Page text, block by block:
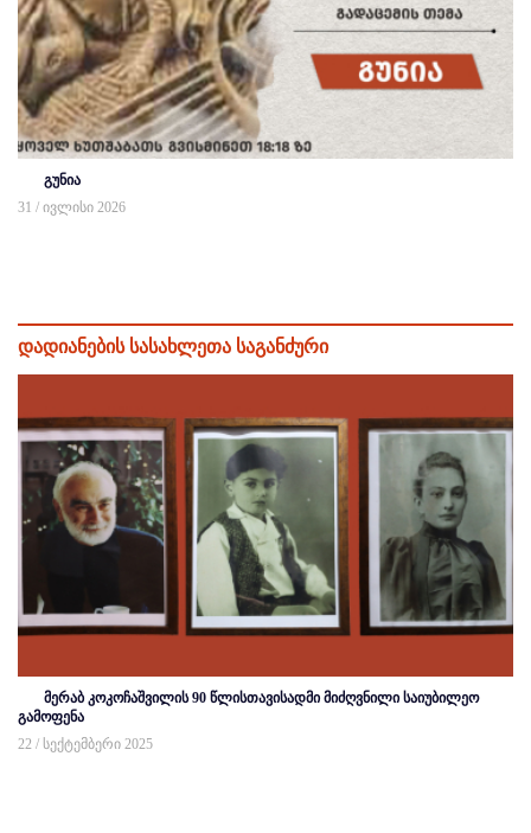
გუნია
31 / ივლისი 2026
დადიანების სასახლეთა საგანძური
მერაბ კოკოჩაშვილის 90 წლისთავისადმი მიძღვნილი საიუბილეო
გამოფენა
22 / სექტემბერი 2025